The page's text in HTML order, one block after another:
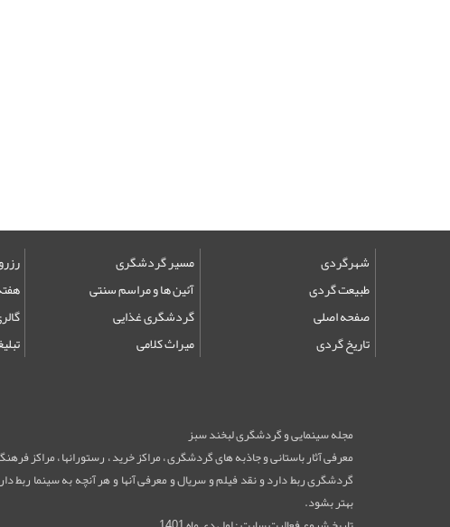
شهرگردی
طبیعت گردی
صفحه اصلی
تاریخ گردی
مسیر گردشگری
آئین ها و مراسم سنتی
گردشگری غذایی
میراث کلامی
مجله سینمایی و گردشگری لبخند سبز
معرفی آثار باستانی و جاذبه های گردشگری ، مراکز خرید ، رستورانها ، مراکز
گردشگری ربط دارد و نقد فیلم و سریال و معرفی آنها و هر آنچه به سینما ربط
بهتر بشود.